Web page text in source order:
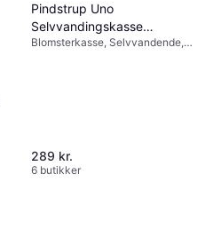
Pindstrup Uno
Selvvandingskasse
Plantekasse
Blomsterkasse, Selvvandende,
289 kr.
6 butikker